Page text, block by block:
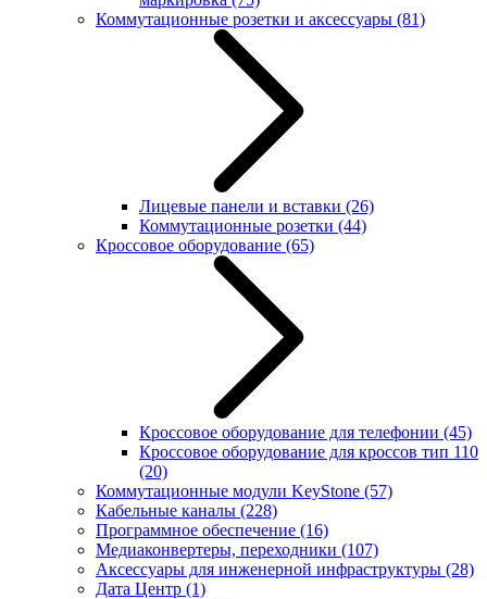
Коммутационные розетки и аксессуары (81)
Лицевые панели и вставки (26)
Коммутационные розетки (44)
Кроссовое оборудование (65)
Кроссовое оборудование для телефонии (45)
Кроссовое оборудование для кроссов тип 110
(20)
Коммутационные модули KeyStone (57)
Кабельные каналы (228)
Программное обеспечение (16)
Медиаконвертеры, переходники (107)
Аксессуары для инженерной инфраструктуры (28)
Дата Центр (1)